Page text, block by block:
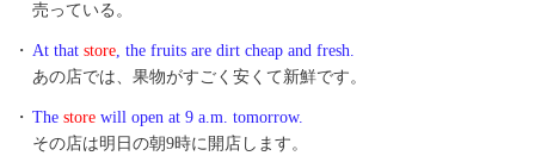
売っている。
・ At that store, the fruits are dirt cheap and fresh.
あの店では、果物がすごく安くて新鮮です。
・ The store will open at 9 a.m. tomorrow.
その店は明日の朝9時に開店します。